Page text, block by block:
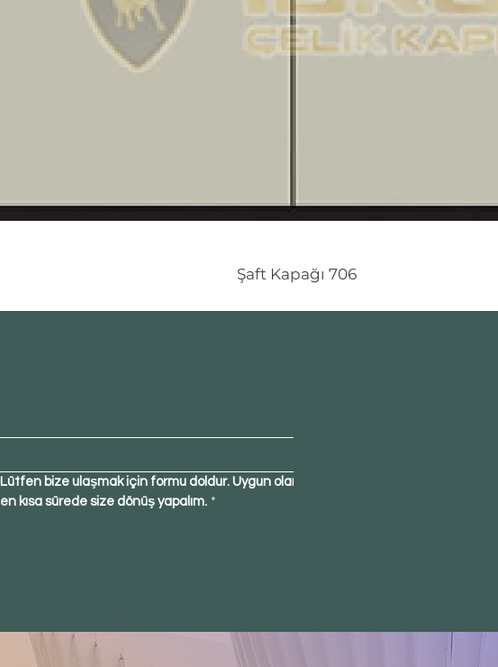
Şaft Kapağı 706
Lütfen bize ulaşmak için formu doldur. Uygun olan
en kısa sürede size dönüş yapalım. *